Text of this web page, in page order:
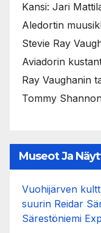
Kansi: Jari
Aledortin
Stevie Ray
Aviadorin
Ray Vaughanin
Tommy
Museot Ja
Vuohijärven
suurin Reidar
Särestöniemi